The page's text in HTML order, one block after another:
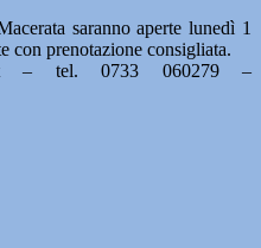
saranno aperte lunedì 1
con prenotazione consigliata.
– tel. 0733 060279 –